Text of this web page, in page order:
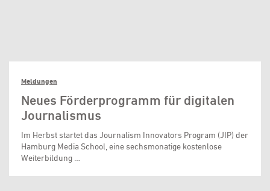
Meldungen
Neues Förderprogramm für digitalen
Journalismus
Im Herbst startet das Journalism Innovators Program (JIP) der
Hamburg Media School, eine sechsmonatige kostenlose
Weiterbildung …